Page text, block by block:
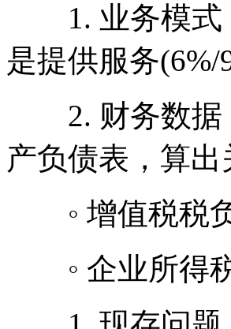
1. 业务模式
是提供服务
2. 财务数据
产负债表，算
◦ 增值税税负
◦ 企业所得税